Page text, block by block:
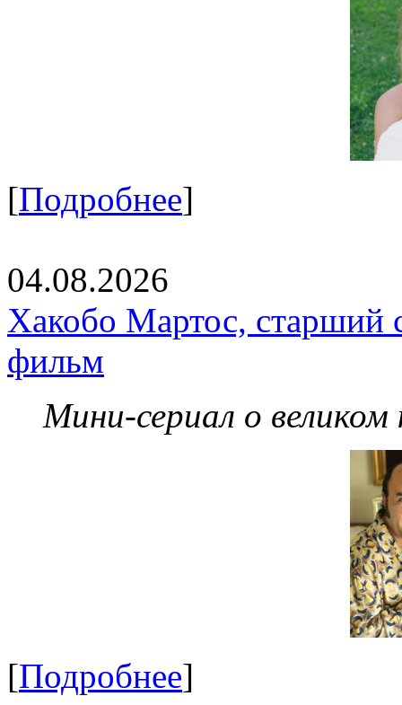
[Подробнее]
04.08.2026
Хакобо Мартос, старший
фильм
Мини-сериал о великом
[Подробнее]